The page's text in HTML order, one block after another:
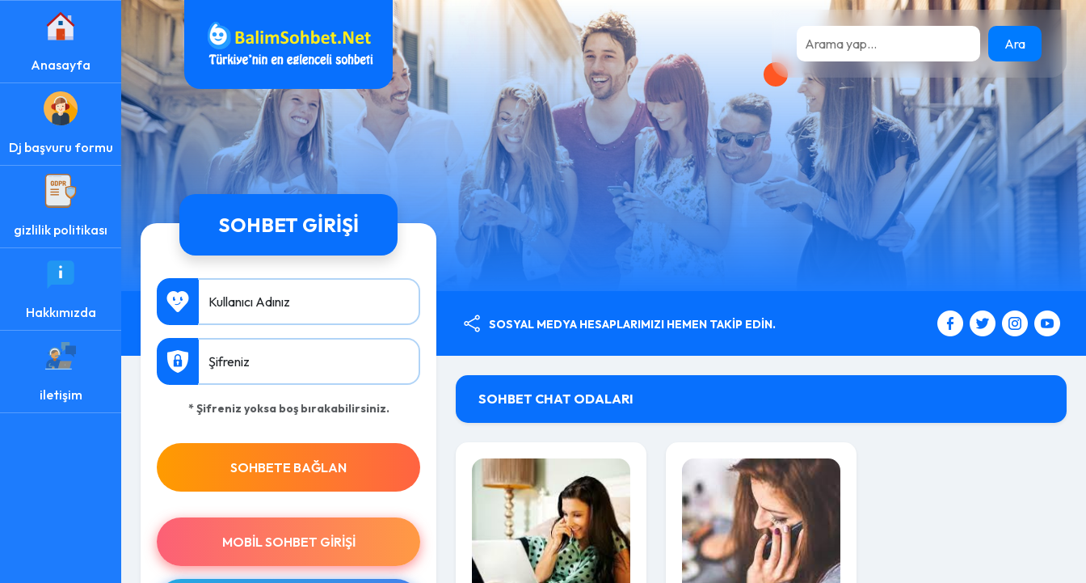
Anasayfa
Dj başvuru formu
gizlilik politikası
Hakkımızda
iletişim
Ara
SOSYAL MEDYA HESAPLARIMIZI HEMEN TAKIP EDIN.
SOHBET GIRIŞI
Kullanıcı Adınız
Şifreniz
* Şifreniz yoksa boş bırakabilirsiniz.
SOHBETE BAĞLAN
MOBIL SOHBET GIRIŞI
SOHBET CHAT ODALARI